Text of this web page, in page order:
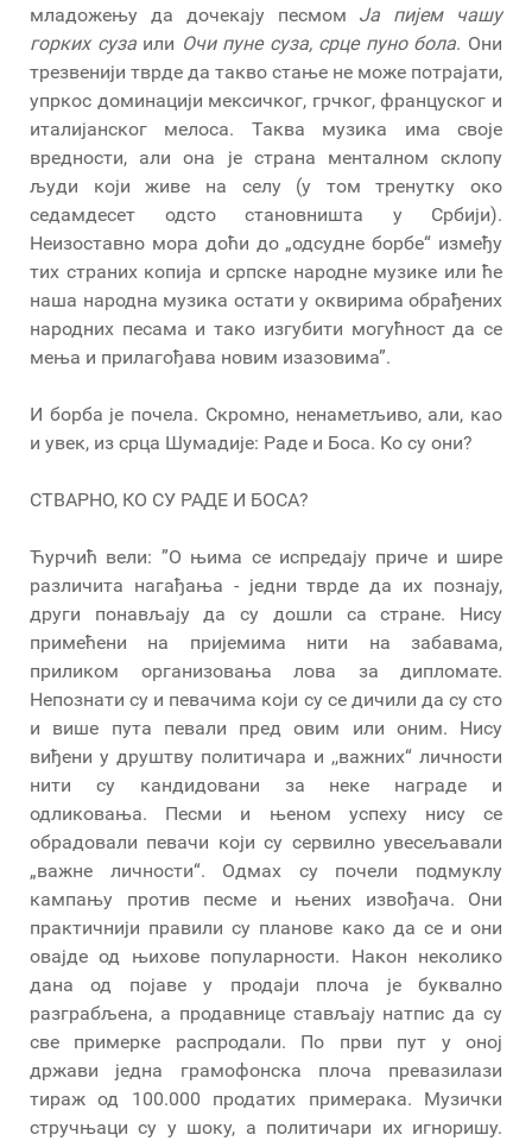
младожењу да дочекају песмом Ја пијем чашу
горких сузаили Очи пуне суза, срце пуно бола. Они
трезвенији тврде да такво стање не може потрајати,
упркос доминацији мексичког, грчког, француског и
италијанског мелоса. Таква музика има своје
вредности, али она је страна менталном склопу
људи који живе на селу (у том тренутку око
седамдесет одсто становништа у Србији).
Неизоставно мора доћи до „одсудне борбе“ између
тих страних копија и српске народне музике или ће
наша народна музика остати у оквирима обрађених
народних песама и тако изгубити могућност да се
мења и прилагођава новим изазовима”.
И борба је почела. Скромно, ненаметљиво, али, као
и увек, из срца Шумадије: Раде и Боса. Ко су они?
СТВАРНО, КО СУ РАДЕ И БОСА?
Ћурчић вели: ”О њима се испредају приче и шире
различита нагађања - једни тврде да их познају,
други понављају да су дошли са стране. Нису
примећени на пријемима нити на забавама,
приликом организовања лова за дипломате.
Непознати су и певачима који су се дичили да су сто
и више пута певали пред овим или оним. Нису
виђени у друштву политичара и ,,важних“ личности
нити су кандидовани за неке награде и
одликовања. Песми и њеном успеху нису се
обрадовали певачи који су сервилно увесељавали
„важне личности“. Одмах су почели подмуклу
кампању против песме и њених извођача. Они
практичнији правили су планове како да се и они
овајде од њихове популарности. Након неколико
дана од појаве у продаји плоча је буквално
разграбљена, а продавнице стављају натпис да су
све примерке распродали. По први пут у оној
држави једна грамофонска плоча превазилази
тираж од 100.000 продатих примерака. Музички
стручњаци су у шоку, а политичари их игноришу.